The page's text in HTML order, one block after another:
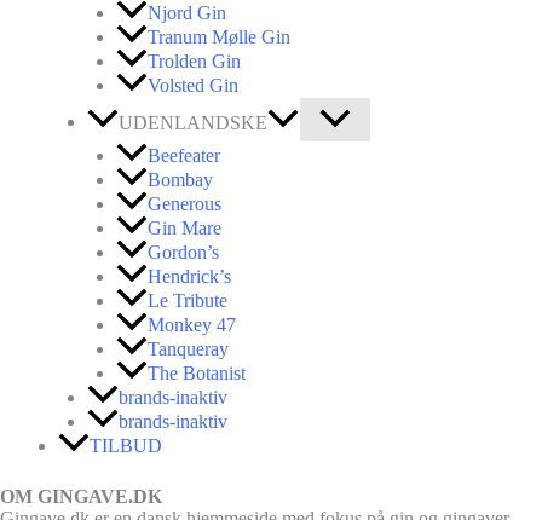
Njord Gin
Tranum Mølle Gin
Trolden Gin
Volsted Gin
UDENLANDSKE
Beefeater
Bombay
Generous
Gin Mare
Gordon’s
Hendrick’s
Le Tribute
Monkey 47
Tanqueray
The Botanist
brands-inaktiv
brands-inaktiv
TILBUD
OM GINGAVE.DK